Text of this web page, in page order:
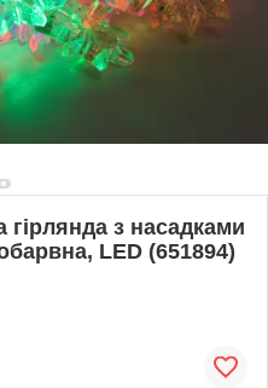
гірлянда з насадками
LED (651894)